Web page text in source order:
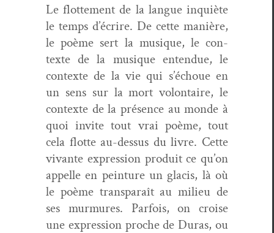
Le flot­te­ment de la langue inquiète
le temps d’écrire. De cette manière,
le poème sert la musique, le con­
texte de la musique enten­due, le
con­texte de la vie qui s’échoue en
un sens sur la mort volon­taire, le
con­texte de la présence au monde à
quoi invite tout vrai poème, tout
cela flotte au-dessus du livre. Cette
vivante expres­sion pro­duit ce qu’on
appelle en pein­ture un glacis, là où
le poème transparaît au milieu de
ses mur­mures. Par­fois, on croise
une expres­sion proche de Duras, ou